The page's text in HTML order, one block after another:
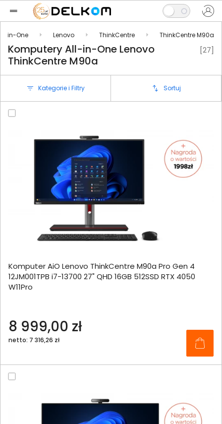
in-One Lenovo ThinkCentre ThinkCentre M90a
Komputery All-in-One Lenovo
ThinkCentre M90a
[27]
Kategorie i Filtry Sortuj
Komputer AiO Lenovo ThinkCentre M90a Pro Gen 4
12JM001TPB i7-13700 27" QHD 16GB 512SSD RTX 4050
W11Pro
8 999,00 zł
netto: 7 316,26 zł